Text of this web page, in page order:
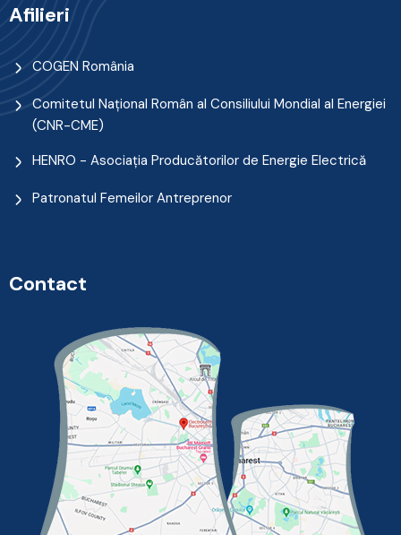
Afilieri
COGEN România
Comitetul Naţional Român al Consiliului Mondial al Energiei
(CNR-CME)
HENRO - Asociația Producătorilor de Energie Electrică
Patronatul Femeilor Antreprenor
Contact